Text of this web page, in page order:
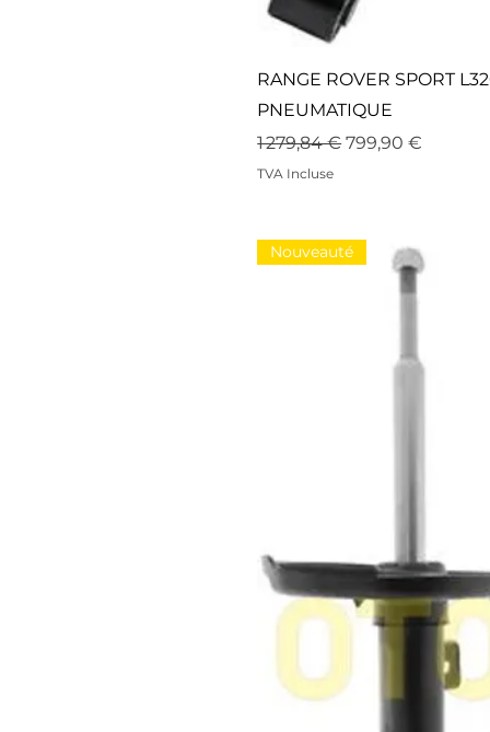
RANGE ROVER SPORT
PNEUMATIQUE
Prix original
1 279,84 € Prix
799,90 €
TVA Incluse
Nouveauté